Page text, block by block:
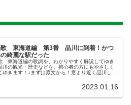
歌 東海道編 第3番 品川に到着！かつ
綺麗な駅だった
東海道編の歌詞を、わかりやすく解説してゆき
川の観光・歴史などを、初心者の方にもやさしく
ゆきます！↓まずは原文から！窓より近く品川しな
2023.01.16